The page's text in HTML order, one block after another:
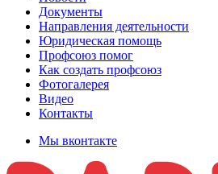
Документы
Направления деятельности
Юридическая помощь
Профсоюз помог
Как создать профсоюз
Фотогалерея
Видео
Контакты
Мы вконтакте